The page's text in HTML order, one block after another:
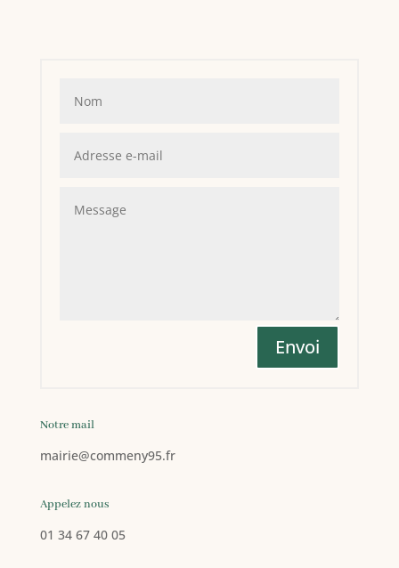
Envoi
Notre mail
mairie@commeny95.fr
Appelez nous
01 34 67 40 05